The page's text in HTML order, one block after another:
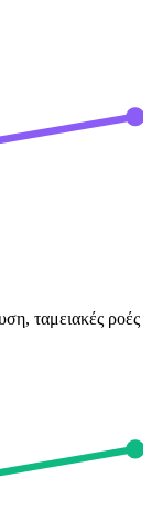
ταμειακές ροές